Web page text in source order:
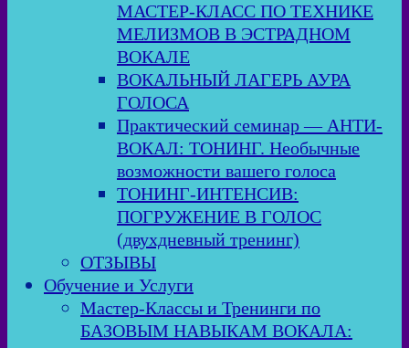
МАСТЕР-КЛАСС ПО ТЕХНИКЕ
МЕЛИЗМОВ В ЭСТРАДНОМ
ВОКАЛЕ
ВОКАЛЬНЫЙ ЛАГЕРЬ АУРА
ГОЛОСА
Практический семинар — АНТИ-
ВОКАЛ: ТОНИНГ. Необычные
возможности вашего голоса
ТОНИНГ-ИНТЕНСИВ:
ПОГРУЖЕНИЕ В ГОЛОС
(двухдневный тренинг)
ОТЗЫВЫ
Обучение и Услуги
Мастер-Классы и Тренинги по
БАЗОВЫМ НАВЫКАМ ВОКАЛА: